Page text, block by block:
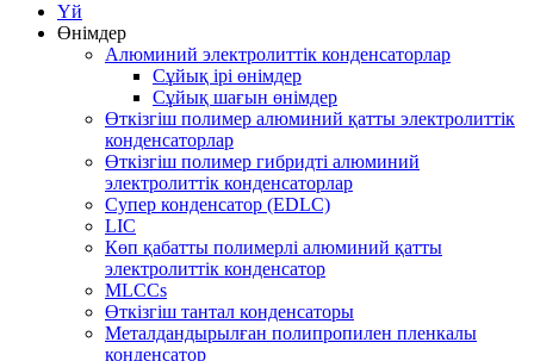
Үй
Өнімдер
Алюминий электролиттік конденсаторлар
Сұйық ірі өнімдер
Сұйық шағын өнімдер
Өткізгіш полимер алюминий қатты электролиттік
конденсаторлар
Өткізгіш полимер гибридті алюминий
электролиттік конденсаторлар
Супер конденсатор (EDLC)
LIC
Көп қабатты полимерлі алюминий қатты
электролиттік конденсатор
MLCCs
Өткізгіш тантал конденсаторы
Металдандырылған полипропилен пленкалы
конденсатор